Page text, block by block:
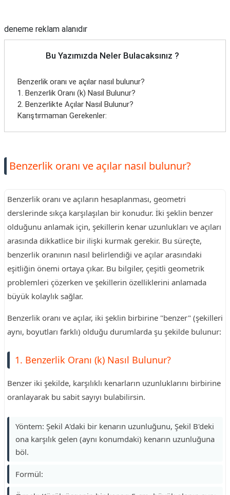
deneme reklam alanıdır
Bu Yazımızda Neler Bulacaksınız ?
Benzerlik oranı ve açılar nasıl bulunur?
1. Benzerlik Oranı (k) Nasıl Bulunur?
2. Benzerlikte Açılar Nasıl Bulunur?
Karıştırmaman Gerekenler:
Benzerlik oranı ve açılar nasıl bulunur?
Benzerlik oranı ve açıların hesaplanması, geometri
derslerinde sıkça karşılaşılan bir konudur. İki şeklin benzer
olduğunu anlamak için, şekillerin kenar uzunlukları ve açıları
arasında dikkatlice bir ilişki kurmak gerekir. Bu süreçte,
benzerlik oranının nasıl belirlendiği ve açılar arasındaki
eşitliğin önemi ortaya çıkar. Bu bilgiler, çeşitli geometrik
problemleri çözerken ve şekillerin özelliklerini anlamada
büyük kolaylık sağlar.
Benzerlik oranı ve açılar, iki şeklin birbirine "benzer" (şekilleri
aynı, boyutları farklı) olduğu durumlarda şu şekilde bulunur:
1. Benzerlik Oranı (k) Nasıl Bulunur?
Benzer iki şekilde, karşılıklı kenarların uzunluklarını birbirine
oranlayarak bu sabit sayıyı bulabilirsin.
Yöntem: Şekil A'daki bir kenarın uzunluğunu, Şekil B'deki
ona karşılık gelen (aynı konumdaki) kenarın uzunluğuna
böl.
Formül: